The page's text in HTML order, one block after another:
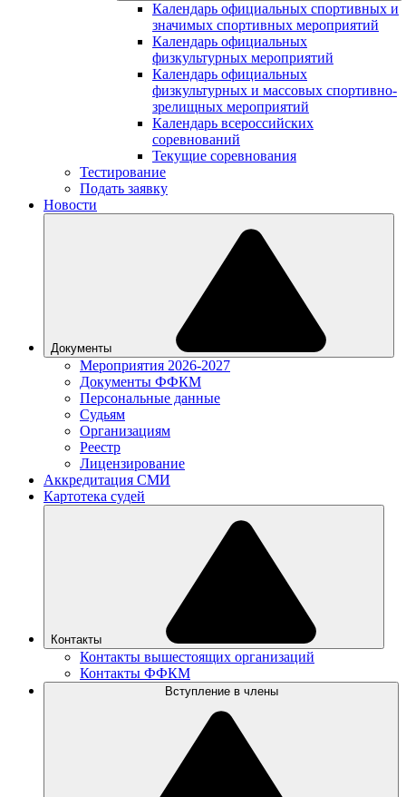
Календарь официальных спортивных и
значимых спортивных мероприятий
Календарь официальных
физкультурных мероприятий
Календарь официальных
физкультурных и массовых спортивно-
зрелищных мероприятий
Календарь всероссийских
соревнований
Текущие соревнования
Тестирование
Подать заявку
Новости
Документы
Мероприятия 2026-2027
Документы ФФКМ
Персональные данные
Судьям
Организациям
Реестр
Лицензирование
Аккредитация СМИ
Картотека судей
Контакты
Контакты вышестоящих организаций
Контакты ФФКМ
Вступление в члены